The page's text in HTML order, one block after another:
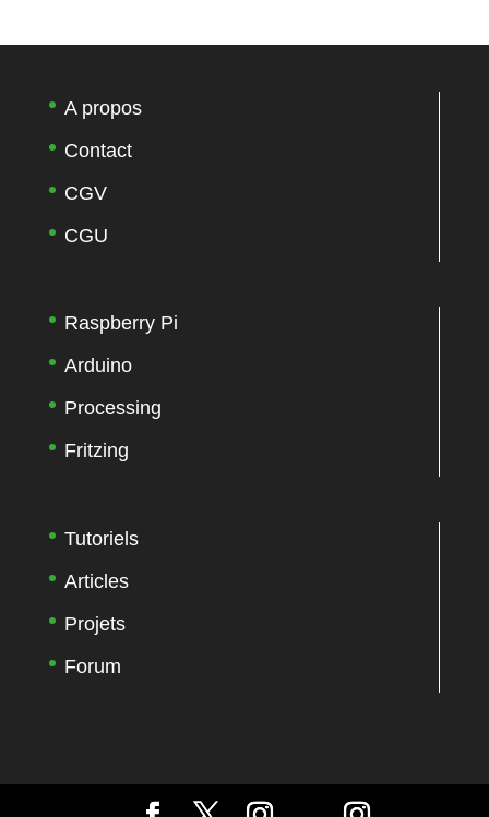
A propos
Contact
CGV
CGU
Raspberry Pi
Arduino
Processing
Fritzing
Tutoriels
Articles
Projets
Forum